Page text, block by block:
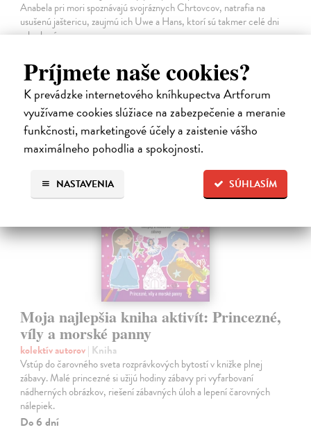
Príjmete naše cookies?
K prevádzke internetového kníhkupectva Artforum
využívame cookies slúžiace na zabezpečenie a meranie
funkčnosti, marketingové účely a zaistenie vášho
maximálneho pohodlia a spokojnosti.
SÚHLASÍM
NASTAVENIA
Anabela pri mori spoznávajú svojráznych Chrtovcov, natrafia na
usušenú jaštericu, zaujmú ich Uwe a Hans, ktorí sú takmer celé dni
zahrabaní…
14,20 €
14,95 € ?
Moja najlepšia kniha aktivít: Princezné,
víly a morské panny
kolektív autorov| Kniha
Vstúp do čarovného sveta rozprávkových bytostí v knižke plnej
zábavy. Malé princezné si užijú hodiny zábavy pri vyfarbovaní
nádherných obrázkov, riešení zábavných úloh a lepení čarovných
nálepiek.
Do 6 dní